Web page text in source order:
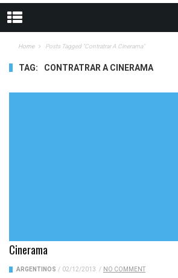
Home Posts Tagged "Contratrar A Cinerama"
TAG: CONTRATRAR A CINERAMA
Cinerama
ARGENTINOS / 02/12/2013 / NO COMMENT